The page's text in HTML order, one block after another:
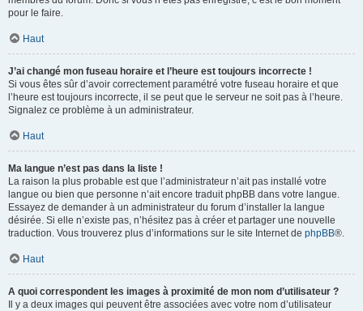
pour le faire.
Haut
J’ai changé mon fuseau horaire et l’heure est toujours incorrecte !
Si vous êtes sûr d’avoir correctement paramétré votre fuseau horaire et que
l’heure est toujours incorrecte, il se peut que le serveur ne soit pas à l’heure.
Signalez ce problème à un administrateur.
Haut
Ma langue n’est pas dans la liste !
La raison la plus probable est que l’administrateur n’ait pas installé votre
langue ou bien que personne n’ait encore traduit phpBB dans votre langue.
Essayez de demander à un administrateur du forum d’installer la langue
désirée. Si elle n’existe pas, n’hésitez pas à créer et partager une nouvelle
traduction. Vous trouverez plus d’informations sur le site Internet de phpBB®.
Haut
A quoi correspondent les images à proximité de mon nom d’utilisateur ?
Il y a deux images qui peuvent être associées avec votre nom d’utilisateur